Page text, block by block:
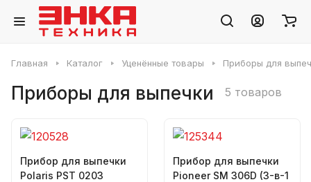
Главная Каталог Уценённые товары Приборы для
Приборы для выпечки 5 товаров
Прибор для выпечки
Polaris PST 0203
Прибор для выпечки
Pioneer SM 306D (3-в-1